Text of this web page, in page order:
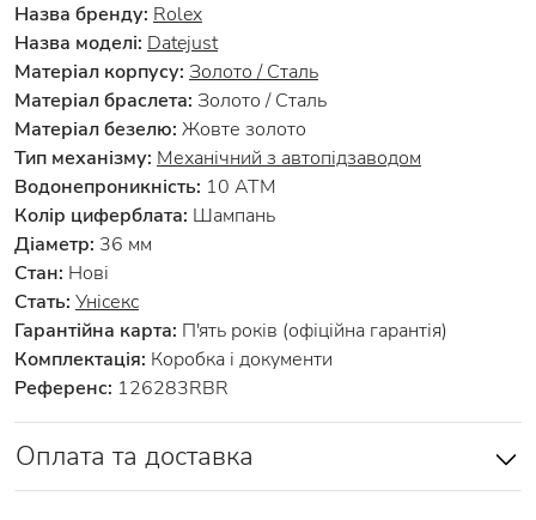
Назва бренду: Rolex
Назва моделі: Datejust
Матеріал корпусу: Золото / Сталь
Матеріал браслета: Золото / Сталь
Матеріал безелю: Жовте золото
Тип механізму: Механічний з автопідзаводом
Водонепроникність: 10 АТМ
Колір циферблата: Шампань
Діаметр: 36 мм
Стан: Нові
Стать: Унісекс
Гарантійна карта: П'ять років (офіційна гарантія)
Комплектація: Коробка і документи
Референс: 126283RBR
Оплата та доставка